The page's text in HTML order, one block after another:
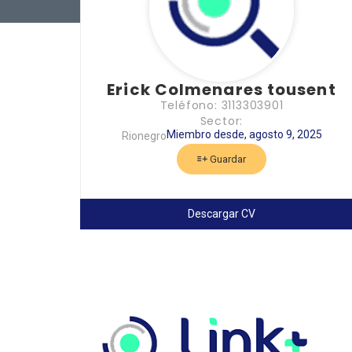
Erick Colmenares tousent
Teléfono: 3113303901
Sector:
RionegroMiembro desde, agosto 9, 2025
Guardar
Descargar CV